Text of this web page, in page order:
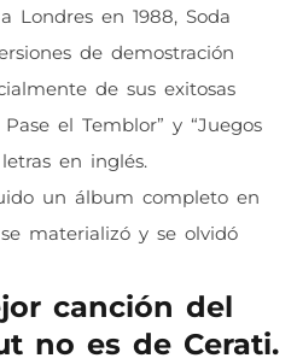
Londres en 1988, Soda
de demostración
de sus exitosas
el Temblor” y “Juegos
en inglés.
un álbum completo en
materializó y se olvidó
canción del
no es de Cerati.